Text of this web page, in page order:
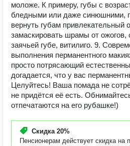
моложе. К примеру, губы с
бледными или даже синюшними,
вернуть губам привлекательный
замаскировать шрамы от ожогов,
заячьей губе, витилиго. 9.
выполнения перманентного
просто потрясающий
догадается, что у вас
Целуйтесь! Ваша помада не
не придётся её есть.
отпечатаются на его рубашке!)
Скидка 20%
Пенсионерам действует скидка на